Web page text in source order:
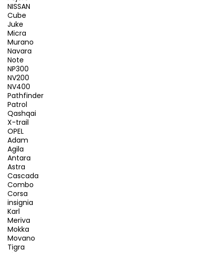
NISSAN
Cube
Juke
Micra
Murano
Navara
Note
NP300
NV200
NV400
Pathfinder
Patrol
Qashqai
X-trail
OPEL
Adam
Agila
Antara
Astra
Cascada
Combo
Corsa
insignia
Karl
Meriva
Mokka
Movano
Tigra